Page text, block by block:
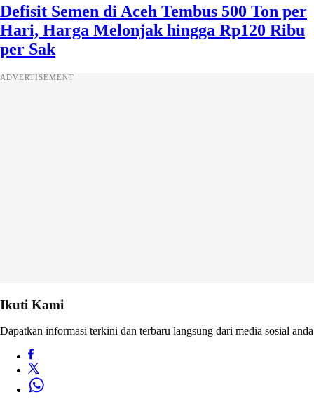
Defisit Semen di Aceh Tembus 500 Ton per
Hari, Harga Melonjak hingga Rp120 Ribu
per Sak
ADVERTISEMENT
Ikuti Kami
Dapatkan informasi terkini dan terbaru langsung dari media sosial anda